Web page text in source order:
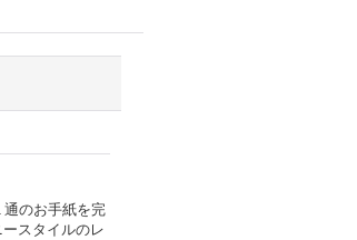
のお手紙を完
スタイルのレ